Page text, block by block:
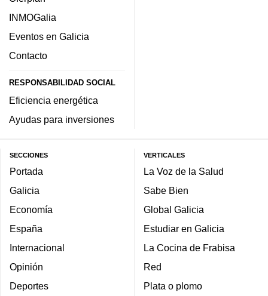
INMOGalia
Eventos en Galicia
Contacto
RESPONSABILIDAD SOCIAL
Eficiencia energética
Ayudas para inversiones
SECCIONES
Portada
Galicia
Economía
España
Internacional
Opinión
Deportes
VERTICALES
La Voz de la Salud
Sabe Bien
Global Galicia
Estudiar en Galicia
La Cocina de Frabisa
Red
Plata o plomo